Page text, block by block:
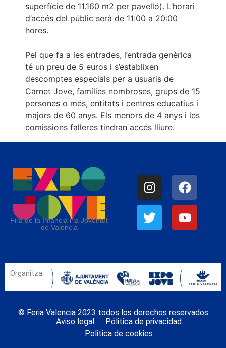
superfície de 11.160 m2 per pavelló). L’horari
d’accés del públic serà de 11:00 a 20:00
hores.
Pel que fa a les entrades, l’entrada genèrica
té un preu de 5 euros i s’establixen
descomptes especials per a usuaris de
Carnet Jove, famílies nombroses, grups de 15
persones o més, entitats i centres educatius i
majors de 60 anys. Els menors de 4 anys i les
comissions falleres tindran accés lliure.
Fira de la Infància i la Joventut
de València
Organitza
© Feria Valencia 2023 todos los derechos reservados
Aviso legal
Pólitica de privacidad
Politica de cookies